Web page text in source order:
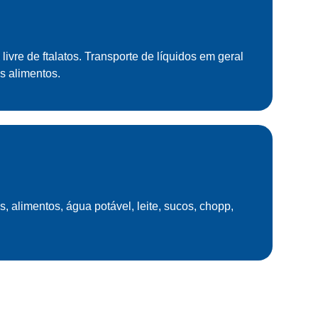
de ftalatos. Transporte de líquidos em geral
alimentos.
alimentos, água potável, leite, sucos, chopp,